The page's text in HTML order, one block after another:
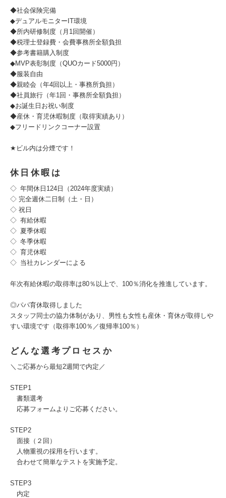
◆社会保険完備
◆デュアルモニターIT環境
◆所内研修制度（月1回開催）
◆税理士登録費・会費事務所全額負担
◆参考書籍購入制度
◆MVP表彰制度（QUOカード5000円）
◆服装自由
◆親睦会（年4回以上・事務所負担）
◆社員旅行（年1回・事務所全額負担）
◆お誕生日お祝い制度
◆産休・育児休暇制度（取得実績あり）
◆フリードリンクコーナー設置
★ビル内は分煙です！
休日休暇は
◇ 年間休日124日（2024年度実績）
◇ 完全週休二日制（土・日）
◇ 祝日
◇ 有給休暇
◇ 夏季休暇
◇ 冬季休暇
◇ 育児休暇
◇ 当社カレンダーによる
年次有給休暇の取得率は80％以上で、100％消化を推進しています。
◎パパ育休取得しました
スタッフ同士の協力体制があり、男性も女性も産休・育休が取得しや
すい環境です（取得率100％／復帰率100％）
どんな選考プロセスか
＼ご応募から最短2週間で内定／
STEP1
書類選考
応募フォームよりご応募ください。
STEP2
面接（２回）
人物重視の採用を行います。
合わせて簡単なテストを実施予定。
STEP3
内定